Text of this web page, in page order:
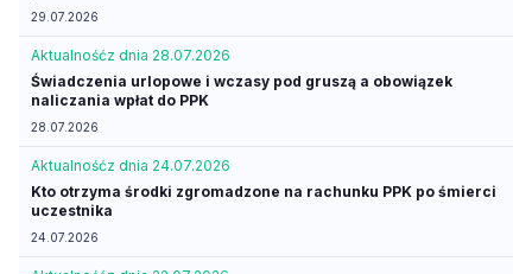
29.07.2026
Aktualnośćz dnia 28.07.2026
Świadczenia urlopowe i wczasy pod gruszą a obowiązek
naliczania wpłat do PPK
28.07.2026
Aktualnośćz dnia 24.07.2026
Kto otrzyma środki zgromadzone na rachunku PPK po śmierci
uczestnika
24.07.2026